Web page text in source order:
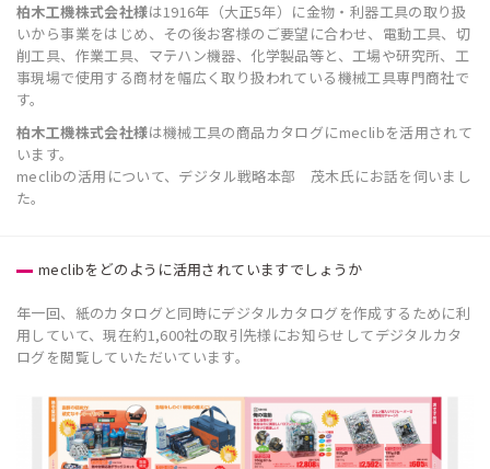
柏木工機株式会社様は1916年（大正5年）に金物・利器工具の取り扱
いから事業をはじめ、その後お客様のご要望に合わせ、電動工具、切
削工具、作業工具、マテハン機器、化学製品等と、工場や研究所、工
事現場で使用する商材を幅広く取り扱われている機械工具専門商社で
す。
柏木工機株式会社様は機械工具の商品カタログにmeclibを活用されて
います。
meclibの活用について、デジタル戦略本部 茂木氏にお話を伺いまし
た。
meclibをどのように活用されていますでしょうか
年一回、紙のカタログと同時にデジタルカタログを作成するために利
用していて、現在約1,600社の取引先様にお知らせしてデジタルカタ
ログを閲覧していただいています。